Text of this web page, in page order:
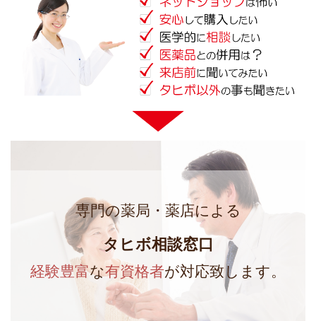
専門の薬局・薬店による
タヒボ相談窓口
経験豊富な有資格者が対応致します。